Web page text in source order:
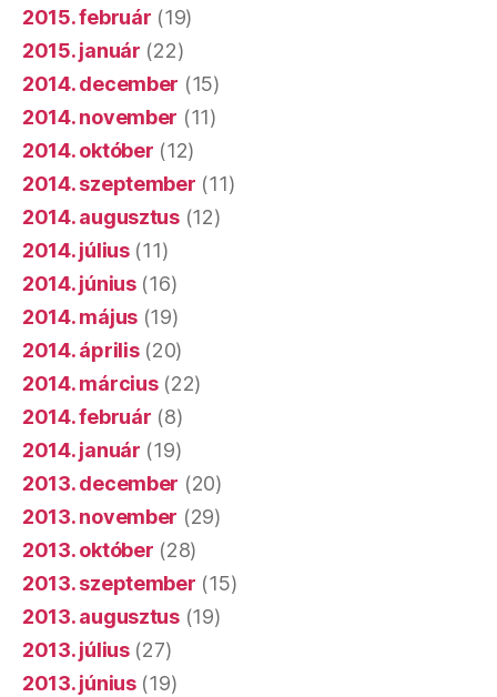
2015. február (19)
2015. január (22)
2014. december (15)
2014. november (11)
2014. október (12)
2014. szeptember (11)
2014. augusztus(12)
2014. július(11)
2014. június(16)
2014. május (19)
2014. április(20)
2014. március(22)
2014. február (8)
2014. január (19)
2013. december (20)
2013. november (29)
2013. október (28)
2013. szeptember (15)
2013. augusztus(19)
2013. július(27)
2013. június(19)